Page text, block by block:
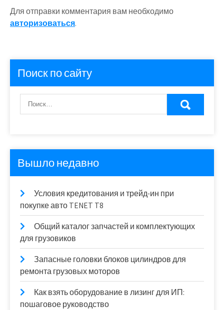
Для отправки комментария вам необходимо
авторизоваться.
Поиск по сайту
Вышло недавно
Условия кредитования и трейд-ин при
покупке авто TENET T8
Общий каталог запчастей и комплектующих
для грузовиков
Запасные головки блоков цилиндров для
ремонта грузовых моторов
Как взять оборудование в лизинг для ИП:
пошаговое руководство